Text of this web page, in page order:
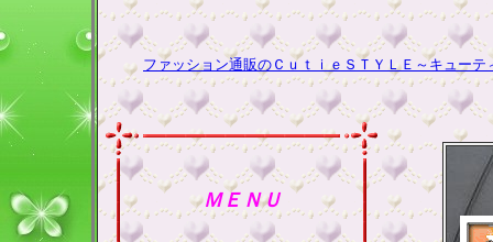
ファッション通販のＣｕｔｉｅＳＴＹＬＥ～キューテ
ＭＥＮＵ